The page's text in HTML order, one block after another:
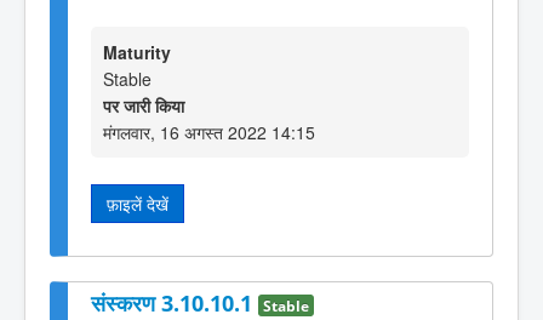
Maturity
Stable
पर जारी किया
मंगलवार, 16 अगस्त 2022 14:15
फ़ाइलें देखें
संस्करण 3.10.10.1 Stable